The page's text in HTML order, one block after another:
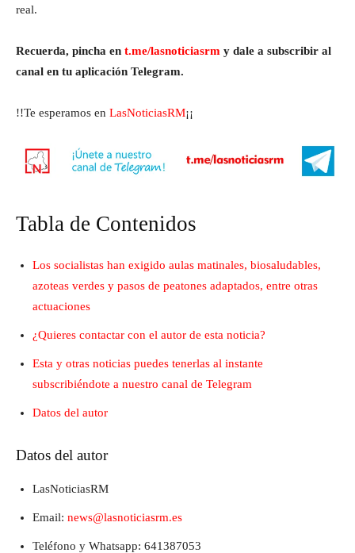
real.
Recuerda, pincha en t.me/lasnoticiasrm y dale a subscribir al
canal en tu aplicación Telegram.
!!Te esperamos en LasNoticiasRM¡¡
Tabla de Contenidos
Los socialistas han exigido aulas matinales, biosaludables,
azoteas verdes y pasos de peatones adaptados, entre otras
actuaciones
¿Quieres contactar con el autor de esta noticia?
Esta y otras noticias puedes tenerlas al instante
subscribiéndote a nuestro canal de Telegram
Datos del autor
Datos del autor
LasNoticiasRM
Email: news@lasnoticiasrm.es
Teléfono y Whatsapp: 641387053